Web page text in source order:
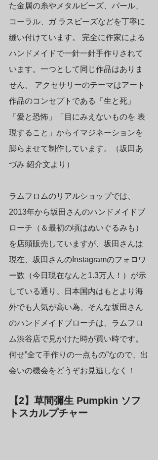
た金属の糸やメタルビーズ、パール、
コーラル、ガ ラスビーズなどを丁寧に
縫い付けています。 完全に作家による
ハンドメイドで一針一針手作りされて
います。一つとして同じ作品はありま
せん。 アクセサリーのテーマはアート
作品のコンセプトである「生と死」
「愛と恐怖」「目にみえないものを 表
現すること」からイマジネーションを
膨らませて制作しています。（坂田あ
づみ 紹介文より）
ラムフロムのリアルショップでは、
2013年から坂田さんのハンドメイドブ
ローチ（＆最初の頃はぬいぐるみも）
を店頭販売していますが、坂田さんは
現在、坂田さんのInstagramのフォロワ
ー数（今日現在なんと1.3万人！）が示
している通り、日本国内はもとより海
外でも人気が高い為、そんな坂田さん
のハンドメイドブローチは、ラムフロ
ム渋谷店で見かけた時が買い時です。
何せ”全て手作りの一点もの”なので、出
会いの機会をどうぞお見逃しなく！
【2】草間彌生 Pumpkin ソフ
トスカルプチャー